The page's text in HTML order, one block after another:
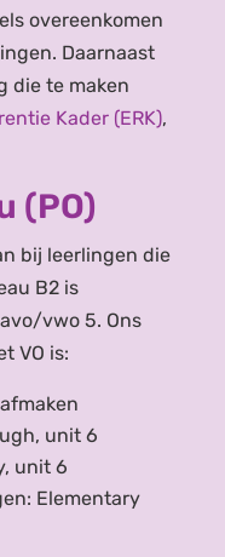
overeenkomen
Daarnaast
die te maken
Kader (ERK),
(PO)
bij leerlingen die
B2 is
vwo 5. Ons
VO is:
unit 6
unit 6
Elementary